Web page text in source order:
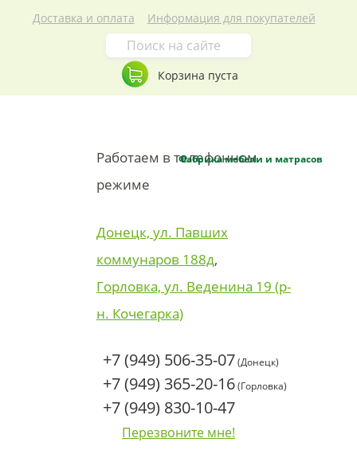
Доставка и оплата Информация для покупателей
Корзина пуста
Фабрика мебели и матрасов
Работаем в телефонном
режиме
Донецк, ул. Павших
коммунаров 188д,
Горловка, ул. Веденина 19 (р-
н. Кочегарка)
+7 (949) 506-35-07 (Донецк)
+7 (949) 365-20-16(Горловка)
+7 (949) 830-10-47
Перезвоните мне!